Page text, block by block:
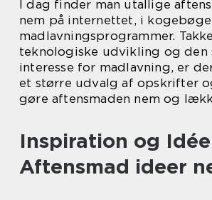
I dag finder man utallige
nem på internettet, i
madlavningsprogrammer.
teknologiske udvikling og den
interesse for madlavning, er
et større udvalg af opskrifter
gøre aftensmaden nem og
Inspiration og
Aftensmad ideer